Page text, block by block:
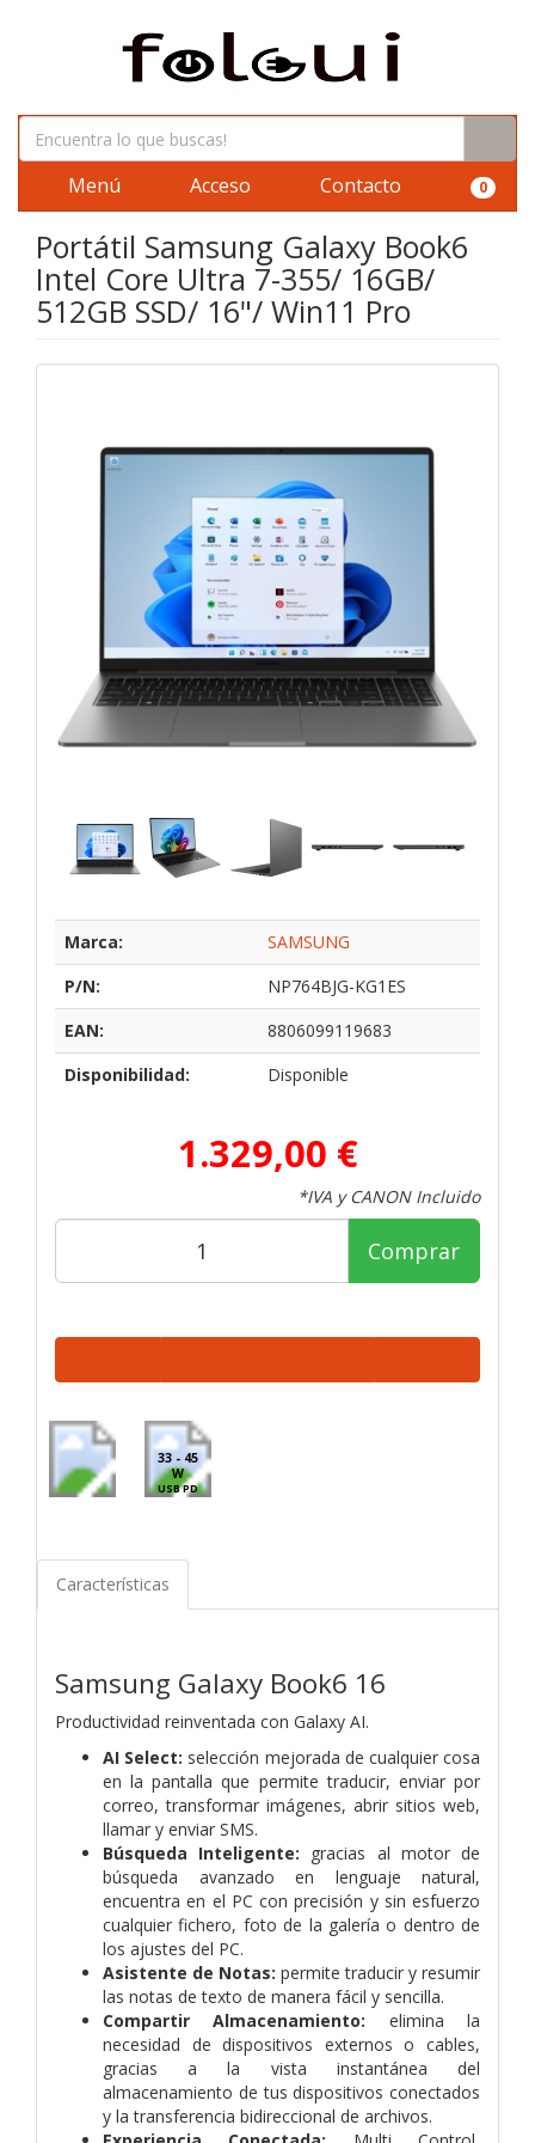
Menú Acceso Contacto 0
Portátil Samsung Galaxy Book6
Intel Core Ultra 7-355/ 16GB/
512GB SSD/ 16"/ Win11 Pro
Marca:
SAMSUNG
P/N:
NP764BJG-KG1ES
EAN:
8806099119683
Disponibilidad:
Disponible
1.329,00 €
*IVA y CANON Incluido
Comprar
33 - 45
W
USB PD
Características
Samsung Galaxy Book6 16
Productividad reinventada con Galaxy AI.
AI Select: selección mejorada de cualquier cosa
en la pantalla que permite traducir, enviar por
correo, transformar imágenes, abrir sitios web,
llamar y enviar SMS.
Búsqueda Inteligente: gracias al motor de
búsqueda avanzado en lenguaje natural,
encuentra en el PC con precisión y sin esfuerzo
cualquier fichero, foto de la galería o dentro de
los ajustes del PC.
Asistente de Notas: permite traducir y resumir
las notas de texto de manera fácil y sencilla.
Compartir Almacenamiento: elimina la
necesidad de dispositivos externos o cables,
gracias a la vista instantánea del
almacenamiento de tus dispositivos conectados
y la transferencia bidireccional de archivos.